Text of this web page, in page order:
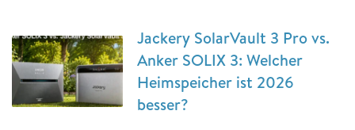
Jackery SolarVault 3 Pro vs.
Anker SOLIX 3: Welcher
Heimspeicher ist 2026
besser?